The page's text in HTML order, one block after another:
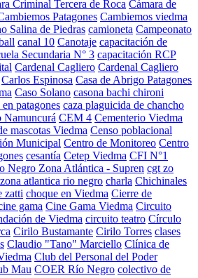
Criminal Tercera de Roca Cámara de
Patagones Cambiemos viedma
Salina de Piedras camioneta Campeonato
canal 10 Canotaje capacitación de
Secundaria N° 3 capacitación RCP
Cardenal Cagliero Cardenal Cagliero
Carlos Espinosa Casa de Abrigo Patagones
Caso Solano casona bachi chironi
patagones caza plaguicida de chancho
Namuncurá CEM 4 Cementerio Viedma
mascotas Viedma Censo poblacional
Municipal Centro de Monitoreo Centro
cesantía Cetep Viedma CFI N°1
Negro Zona Atlántica - Supren cgt zo
atlantica rio negro charla Chichinales
zatti choque en Viedma Cierre de
gama Cine Gama Viedma Circuito
de Viedma circuito teatro Círculo
Cirilo Bustamante Cirilo Torres clases
Claudio "Tano" Marciello Clínica de
Club del Personal del Poder
Mau COER Río Negro colectivo de